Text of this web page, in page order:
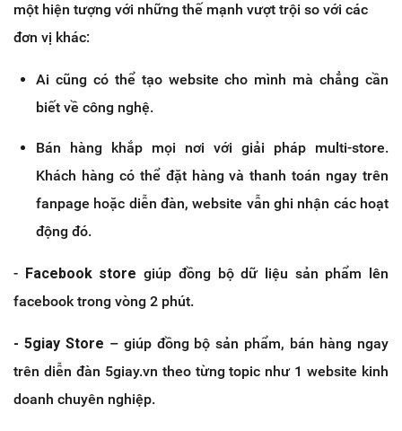
một hiện tượng với những thế mạnh vượt trội so với các
đơn vị khác:
Ai cũng có thể tạo website cho mình mà chẳng cần
biết về công nghệ.
Bán hàng khắp mọi nơi với giải pháp multi-store.
Khách hàng có thể đặt hàng và thanh toán ngay trên
fanpage hoặc diễn đàn, website vẫn ghi nhận các hoạt
động đó.
- Facebook store giúp đồng bộ dữ liệu sản phẩm lên
facebook trong vòng 2 phút.
- 5giay Store – giúp đồng bộ sản phẩm, bán hàng ngay
trên diễn đàn 5giay.vn theo từng topic như 1 website kinh
doanh chuyên nghiệp.